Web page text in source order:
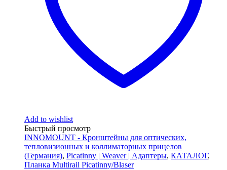
Add to wishlist
Быстрый просмотр
INNOMOUNT - Кронштейны для оптических,
тепловизионных и коллиматорных прицелов
(Германия), Picatinny | Weaver | Адаптеры, КАТАЛОГ,
Планка Multirail Picatinny/Blaser